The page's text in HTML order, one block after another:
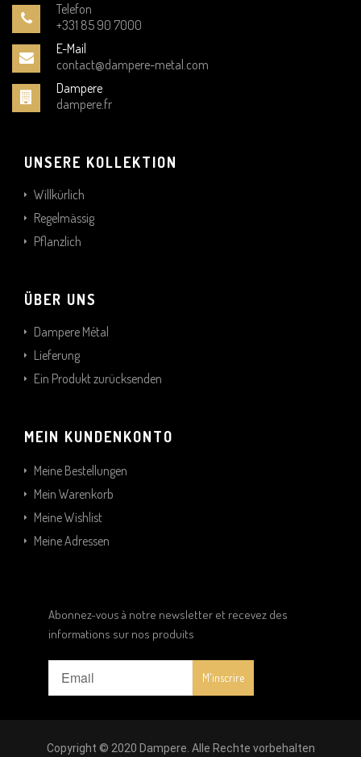
Telefon
+331 85 90 7000
E-Mail
contact@dampere-metal.com
Dampere
dampere.fr
UNSERE KOLLEKTION
Willkürlich
Regelmässig
Pflanzlich
ÜBER UNS
Dampere Métal
Lieferung
Ein Produkt zurücksenden
MEIN KUNDENKONTO
Meine Bestellungen
Mein Warenkorb
Meine Wishlist
Meine Adressen
Abonnez-vous à notre newsletter et recevez des
informations sur nos produits
Copyright © 2020 Dampere. Alle Rechte vorbehalten